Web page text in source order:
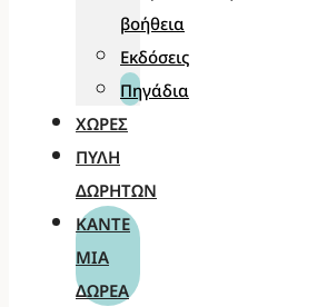
βοήθεια
Εκδόσεις
Πηγάδια
ΧΏΡΕΣ
ΠΎΛΗ
ΔΩΡΗΤΏΝ
ΚΆΝΤΕ
ΜΊΑ
ΔΩΡΕΆ